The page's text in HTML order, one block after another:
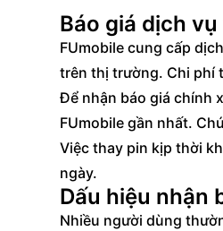
Thời gian thay pin
Chính sách bảo
Cam kết dịch vụ và
Đảm bảo tính
Giải pháp xử lý pin
Báo giá dịch
FUmobile cung cấp
trên thị trường. Chi phí
Để nhận báo giá chính
FUmobile gần nhất.
Việc thay pin kịp thời
ngày.
Dấu hiệu nhận
Nhiều người dùng